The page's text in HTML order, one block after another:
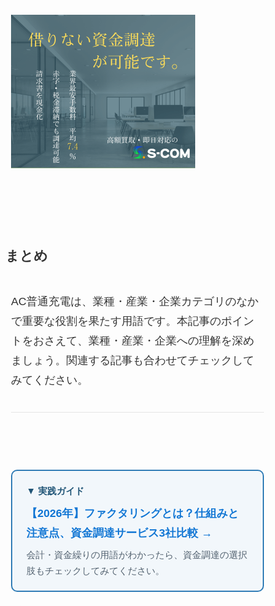
まとめ
AC普通充電は、業種・産業・企業カテゴリのなか
で重要な役割を果たす用語です。本記事のポイン
トをおさえて、業種・産業・企業への理解を深め
ましょう。関連する記事も合わせてチェックして
みてください。
▼ 実践ガイド
【2026年】ファクタリングとは？仕組みと
注意点、資金調達サービス3社比較 →
会計・資金繰りの用語がわかったら、資金調達の選択
肢もチェックしてみてください。